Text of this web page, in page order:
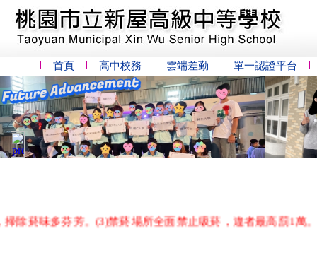
首頁 高中校務 雲端差勤 單一認證平台
多芬芳。(3)禁菸場所全面禁止吸菸，違者最高罰1萬。